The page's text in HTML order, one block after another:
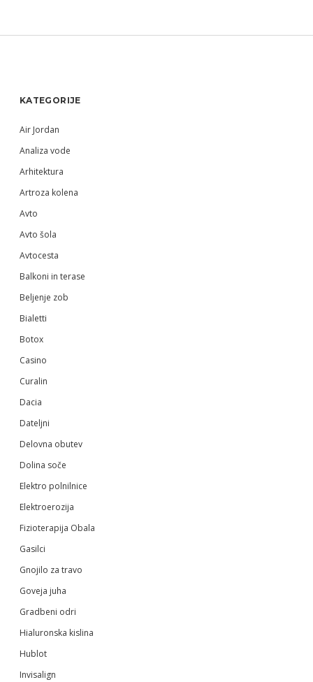
KATEGORIJE
Air Jordan
Analiza vode
Arhitektura
Artroza kolena
Avto
Avto šola
Avtocesta
Balkoni in terase
Beljenje zob
Bialetti
Botox
Casino
Curalin
Dacia
Dateljni
Delovna obutev
Dolina soče
Elektro polnilnice
Elektroerozija
Fizioterapija Obala
Gasilci
Gnojilo za travo
Goveja juha
Gradbeni odri
Hialuronska kislina
Hublot
Invisalign